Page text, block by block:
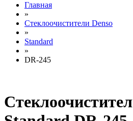
Главная
»
Стеклоочистители Denso
»
Standard
»
DR-245